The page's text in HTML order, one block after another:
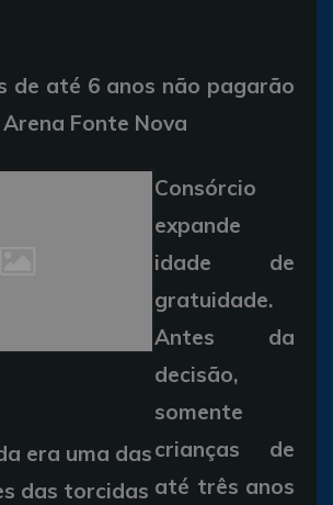
de até 6 anos não pagarão
Fonte Nova
era uma das
das torcidas
Consórcio
expande
idade de
gratuidade.
Antes da
decisão,
somente
crianças de
até três anos